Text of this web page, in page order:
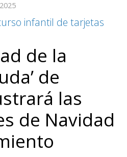
infantil de tarjetas
de la
de
las
de Navidad